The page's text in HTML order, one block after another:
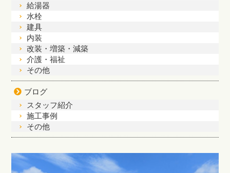
給湯器
水栓
建具
内装
改装・増築・減築
介護・福祉
その他
ブログ
スタッフ紹介
施工事例
その他